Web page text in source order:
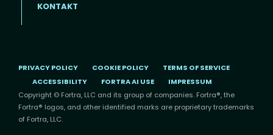
KONTAKT
PRIVACY POLICY COOKIE POLICY
TERMS OF SERVICE
ACCESSIBILITY
FORTRA AI USE
IMPRESSUM
Copyright © Fortra, LLC and its group of companies. Fortra®, the
Fortra® logos, and other identified marks are proprietary trademarks
of Fortra, LLC.